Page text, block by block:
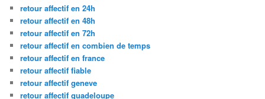
retour affectif en 24h
retour affectif en 48h
retour affectif en 72h
retour affectif en combien de temps
retour affectif en france
retour affectif fiable
retour affectif geneve
retour affectif guadeloupe